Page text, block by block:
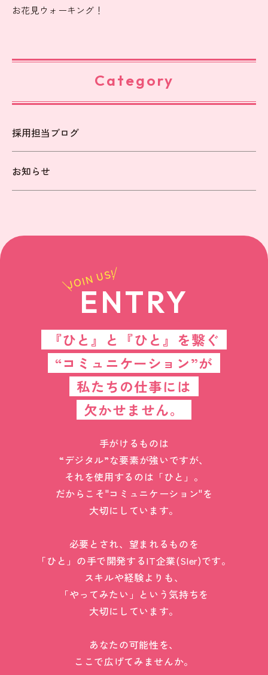
お花見ウォーキング！
Category
採用担当ブログ
お知らせ
JOIN US!
ENTRY
『ひと』と『ひと』を繋ぐ
“コミュニケーション”が
私たちの仕事には
欠かせません。
手がけるものは
“デジタル”な要素が強いですが、
それを使用するのは「ひと」。
だからこそ"コミュニケーション"を
大切にしています。
必要とされ、望まれるものを
「ひと」の手で開発するIT企業(SIer)です。
スキルや経験よりも、
「やってみたい」という気持ちを
大切にしています。
あなたの可能性を、
ここで広げてみませんか。